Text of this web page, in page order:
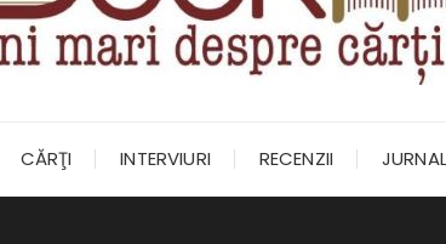
CĂRŢI INTERVIURI RECENZII